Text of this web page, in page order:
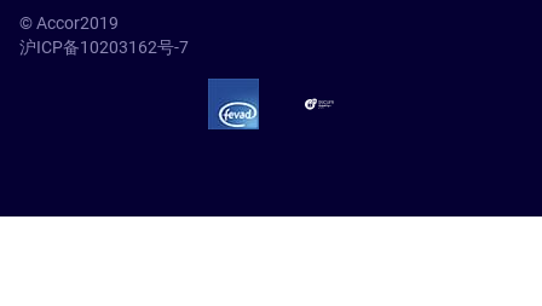
© Accor2019
沪ICP备10203162号-7